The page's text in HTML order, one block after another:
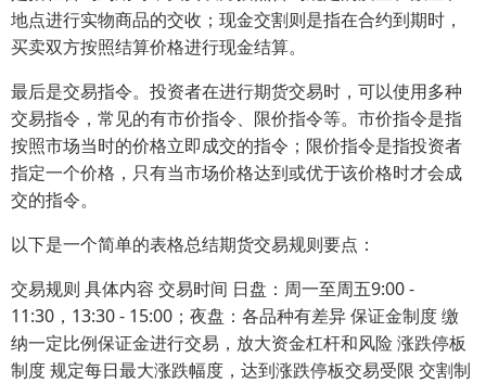
地点进行实物商品的交收；现金交割则是指在合约到期时，
买卖双方按照结算价格进行现金结算。
最后是交易指令。投资者在进行期货交易时，可以使用多种
交易指令，常见的有市价指令、限价指令等。市价指令是指
按照市场当时的价格立即成交的指令；限价指令是指投资者
指定一个价格，只有当市场价格达到或优于该价格时才会成
交的指令。
以下是一个简单的表格总结期货交易规则要点：
交易规则 具体内容 交易时间 日盘：周一至周五9:00 -
11:30，13:30 - 15:00；夜盘：各品种有差异 保证金制度 缴
纳一定比例保证金进行交易，放大资金杠杆和风险 涨跌停板
制度 规定每日最大涨跌幅度，达到涨跌停板交易受限 交割制